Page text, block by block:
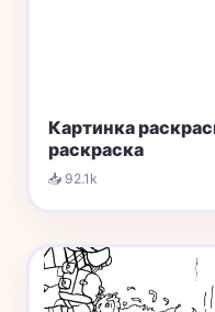
Картинка
раскраска
📥 92.1k